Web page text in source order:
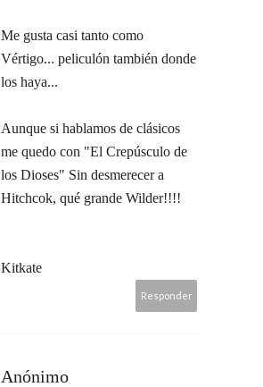
Me gusta casi tanto como
Vértigo... peliculón también donde
los haya...
Aunque si hablamos de clásicos
me quedo con "El Crepúsculo de
los Dioses" Sin desmerecer a
Hitchcok, qué grande Wilder!!!!
Kitkate
Responder
Anónimo